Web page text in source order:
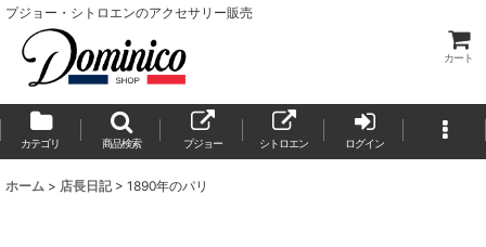
プジョー・シトロエンのアクセサリー販売
カート
カテゴリ 商品検索 プジョー シトロエン ログイン
ホーム > 店長日記 > 1890年のパリ